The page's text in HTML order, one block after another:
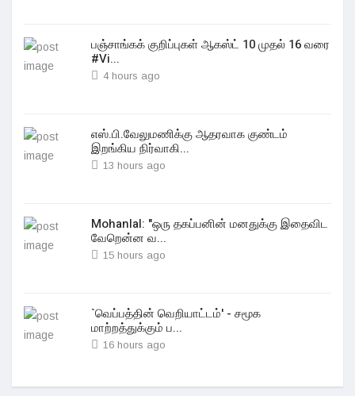
பஞ்சாங்கக் குறிப்புகள் ஆகஸ்ட் 10 முதல் 16 வரை
#Vi...
4 hours ago
எஸ்.பி.வேலுமணிக்கு ஆதரவாக குண்டம்
இறங்கிய நிர்வாகி...
13 hours ago
Mohanlal: "ஒரு தகப்பனின் மனதுக்கு இதைவிட
வேறென்ன வ...
15 hours ago
`வெப்பத்தின் வெறியாட்டம்' - சமூக
மாற்றத்துக்கும் ப...
16 hours ago